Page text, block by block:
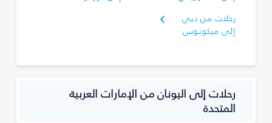
رحلات من دبي
إلى ميكونوس
رحلات إلى اليونان من الإمارات العربية
المتحدة